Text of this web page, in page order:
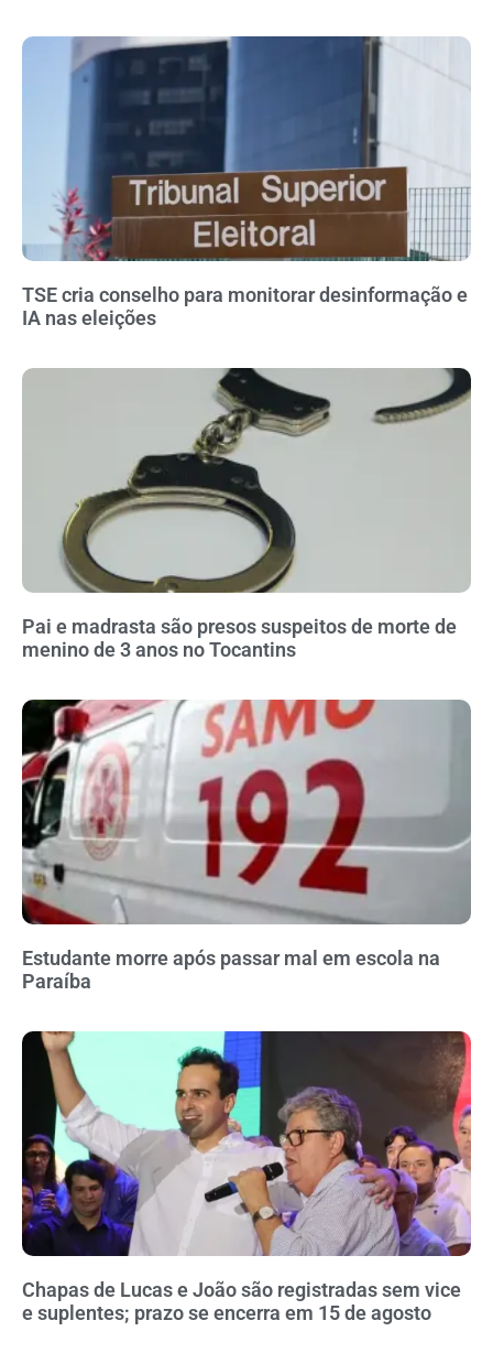
TSE cria conselho para monitorar desinformação e
IA nas eleições
Pai e madrasta são presos suspeitos de morte de
menino de 3 anos no Tocantins
Estudante morre após passar mal em escola na
Paraíba
Chapas de Lucas e João são registradas sem vice
e suplentes; prazo se encerra em 15 de agosto